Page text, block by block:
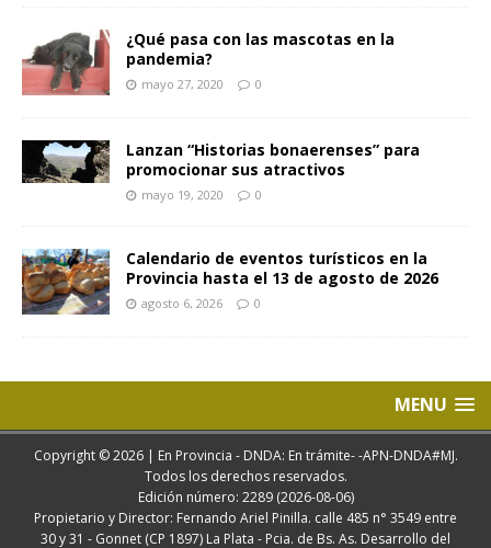
¿Qué pasa con las mascotas en la
pandemia?
mayo 27, 2020 0
Lanzan “Historias bonaerenses” para
promocionar sus atractivos
mayo 19, 2020 0
Calendario de eventos turísticos en la
Provincia hasta el 13 de agosto de 2026
agosto 6, 2026 0
MENU
Copyright © 2026 | En Provincia - DNDA: En trámite- -APN-DNDA#MJ.
Todos los derechos reservados.
Edición número: 2289 (2026-08-06)
Propietario y Director: Fernando Ariel Pinilla. calle 485 n° 3549 entre
30 y 31 - Gonnet (CP 1897) La Plata - Pcia. de Bs. As. Desarrollo del